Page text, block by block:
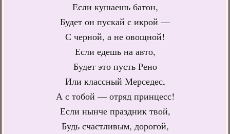
Если кушаешь батон,
Будет он пускай с икрой —
С черной, а не овощной!
Если едешь на авто,
Будет это пусть Рено
Или классный Мерседес,
А с тобой — отряд принцесс!
Если нынче праздник твой,
Будь счастливым, дорогой,